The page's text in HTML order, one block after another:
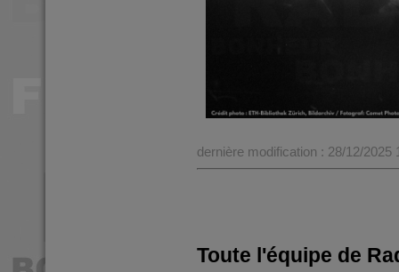
dernière modification : 28/12/2025
Toute l'équipe de